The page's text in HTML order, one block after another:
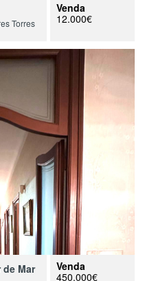
Torres
Venda
12.000€
Mar
Venda
450.000€